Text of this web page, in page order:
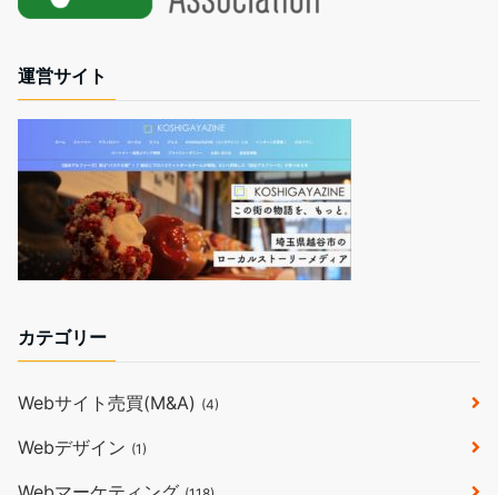
運営サイト
カテゴリー
Webサイト売買(M&A) (4)
Webデザイン (1)